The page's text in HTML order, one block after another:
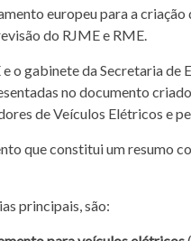
europeu para a
do RJME e RME.
o gabinete da Secretaria
no documento
de Veículos Elétricos e
que constitui um resumo
principais, são: